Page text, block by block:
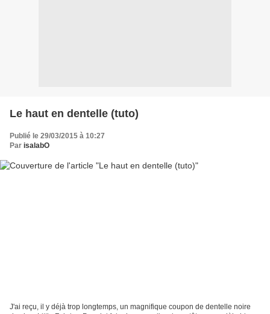
Le haut en dentelle (tuto)
Publié le 29/03/2015 à 10:27
Par isalabO
J'ai reçu, il y déjà trop longtemps, un magnifique coupon de dentelle noire